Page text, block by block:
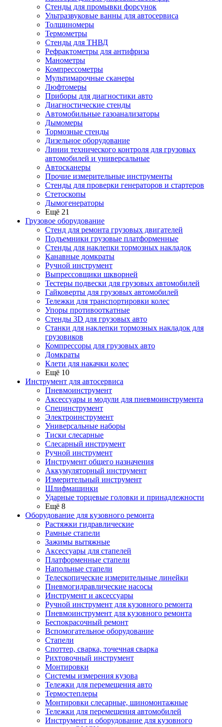
Стенды для промывки форсунок
Ультразвуковые ванны для автосервиса
Толщиномеры
Термометры
Стенды для ТНВД
Рефрактометры для антифриза
Манометры
Компрессометры
Мультимарочные сканеры
Люфтомеры
Приборы для диагностики авто
Диагностические стенды
Автомобильные газоанализаторы
Дымомеры
Тормозные стенды
Дизельное оборудование
Линии технического контроля для грузовых
автомобилей и универсальные
Автосканеры
Прочие измерительные инструменты
Стенды для проверки генераторов и стартеров
Стетоскопы
Дымогенераторы
Ещё 21
Грузовое оборудование
Стенд для ремонта грузовых двигателей
Подъемники грузовые платформенные
Стенды для наклепки тормозных накладок
Канавные домкраты
Ручной инструмент
Выпрессовщики шкворней
Тестеры подвески для грузовых автомобилей
Гайковерты для грузовых автомобилей
Тележки для транспортировки колес
Упоры противооткатные
Стенды 3D для грузовых авто
Станки для наклепки тормозных накладок для
грузовиков
Компрессоры для грузовых авто
Домкраты
Клети для накачки колес
Ещё 10
Инструмент для автосервиса
Пневмоинструмент
Аксессуары и модули для пневмоинструмента
Специнструмент
Электроинструмент
Универсальные наборы
Тиски слесарные
Слесарный инструмент
Ручной инструмент
Инструмент общего назначения
Аккумуляторный инструмент
Измерительный инструмент
Шлифмашинки
Ударные торцевые головки и принадлежности
Ещё 8
Оборудование для кузовного ремонта
Растяжки гидравлические
Рамные стапели
Зажимы вытяжные
Аксессуары для стапелей
Платформенные стапели
Напольные стапели
Телескопические измерительные линейки
Пневмогидравлические насосы
Инструмент и аксессуары
Ручной инструмент для кузовного ремонта
Пневмоинструмент для кузовного ремонта
Беспокрасочный ремонт
Вспомогательное оборудование
Стапели
Споттер, сварка, точечная сварка
Рихтовочный инструмент
Монтировки
Системы измерения кузова
Тележки для перемещения авто
Термостеплеры
Монтировки слесарные, шиномонтажные
Тележки для перемещения автомобилей
Инструмент и оборудование для кузовного